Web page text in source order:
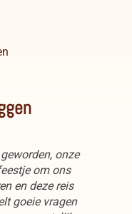
onze
om ons
en deze reis
goeie vragen